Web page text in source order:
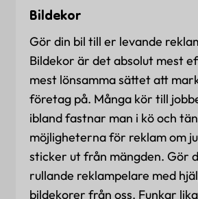
Bildekor
Gör din bil till er levande
Bildekor är det absolut mest
mest lönsamma sättet att
företag på. Många kör till
ibland fastnar man i kö och
möjligheterna för reklam om
sticker ut från mängden. Gör
rullande reklampelare med
bildekorer från oss. Funkar